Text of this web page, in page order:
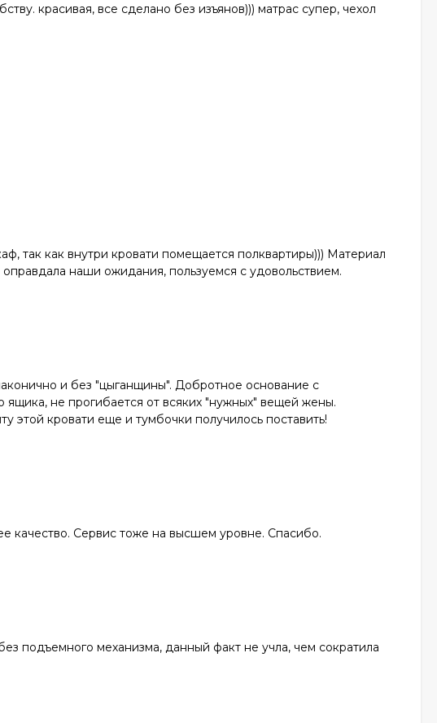
красивая, все сделано без изъянов))) матрас супер, чехол
так как внутри кровати помещается полквартиры))) Материал
наши ожидания, пользуемся с удовольствием.
и без "цыганщины". Добротное основание с
не прогибается от всяких "нужных" вещей жены.
этой кровати еще и тумбочки получилось поставить!
качество. Сервис тоже на высшем уровне. Спасибо.
подъемного механизма, данный факт не учла, чем сократила